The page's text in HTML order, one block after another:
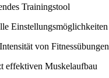
Trainingstool
Einstellungsmöglichkeiten
von Fitnessübungen
effektiven Muskelaufbau